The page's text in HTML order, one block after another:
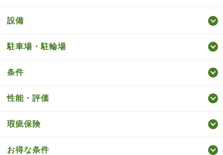
設備
駐車場・駐輪場
条件
性能・評価
瑕疵保険
お得な条件